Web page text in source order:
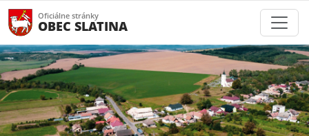
Oficiálne stránky
OBEC SLATINA